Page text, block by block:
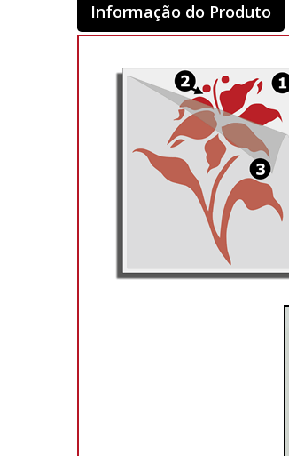
Informação do Produto